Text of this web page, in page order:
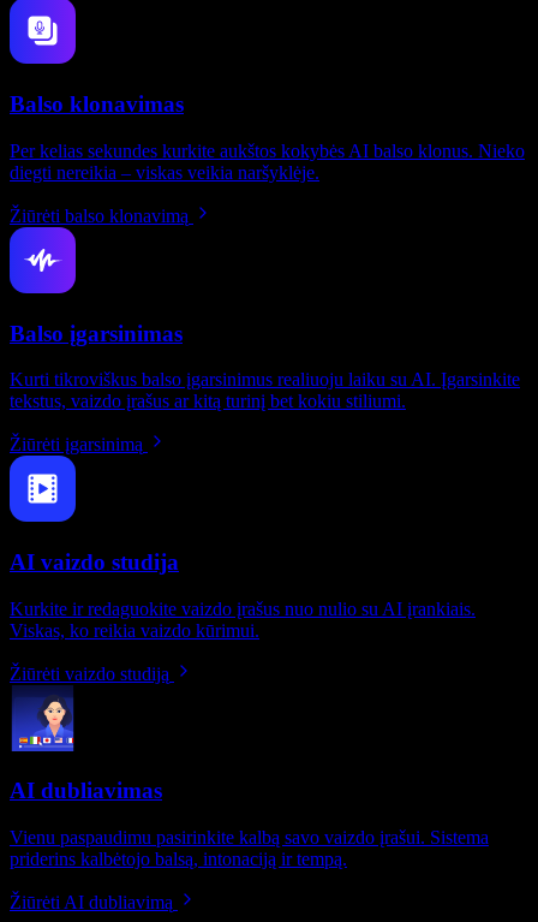
Balso klonavimas
Per kelias sekundes kurkite aukštos kokybės AI balso klonus. Nieko
diegti nereikia – viskas veikia naršyklėje.
Žiūrėti balso klonavimą
Balso įgarsinimas
Kurti tikroviškus balso įgarsinimus realiuoju laiku su AI. Įgarsinkite
tekstus, vaizdo įrašus ar kitą turinį bet kokiu stiliumi.
Žiūrėti įgarsinimą
AI vaizdo studija
Kurkite ir redaguokite vaizdo įrašus nuo nulio su AI įrankiais.
Viskas, ko reikia vaizdo kūrimui.
Žiūrėti vaizdo studiją
AI dubliavimas
Vienu paspaudimu pasirinkite kalbą savo vaizdo įrašui. Sistema
priderins kalbėtojo balsą, intonaciją ir tempą.
Žiūrėti AI dubliavimą